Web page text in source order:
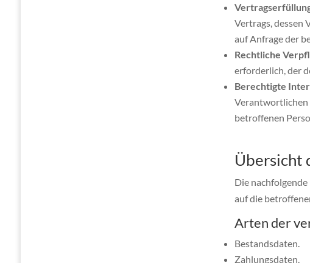
Vertrags, dessen
auf Anfrage der
Rechtliche
erforderlich, der
Berechtigte
Verantwortlichen
betroffenen
Übersicht
Die
auf die
Arten der
Bestandsdaten.
Zahlungsdaten.